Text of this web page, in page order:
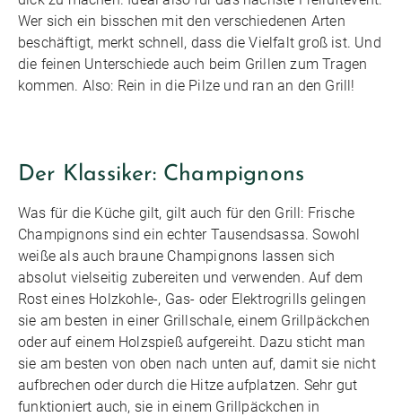
Wer sich ein bisschen mit den verschiedenen Arten
beschäftigt, merkt schnell, dass die Vielfalt groß ist. Und
die feinen Unterschiede auch beim Grillen zum Tragen
kommen. Also: Rein in die Pilze und ran an den Grill!
Der Klassiker: Champignons
Was für die Küche gilt, gilt auch für den Grill: Frische
Champignons sind ein echter Tausendsassa. Sowohl
weiße als auch braune Champignons lassen sich
absolut vielseitig zubereiten und verwenden. Auf dem
Rost eines Holzkohle-, Gas- oder Elektrogrills gelingen
sie am besten in einer Grillschale, einem Grillpäckchen
oder auf einem Holzspieß aufgereiht. Dazu sticht man
sie am besten von oben nach unten auf, damit sie nicht
aufbrechen oder durch die Hitze aufplatzen. Sehr gut
funktioniert auch, sie in einem Grillpäckchen in